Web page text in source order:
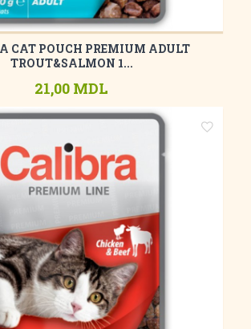
CAT POUCH PREMIUM ADULT
TROUT&SALMON 1...
21,00 MDL